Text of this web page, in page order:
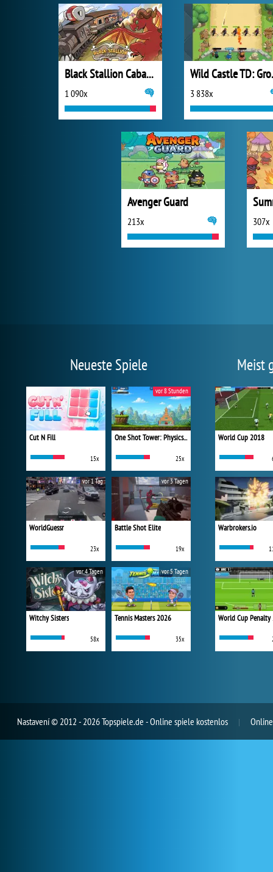
Black Stallion Cabaret
1 090x
Wild
3 838x
Avenger Guard
213x 307x
Neueste Spiele
Cut N Fill
15x
One Shot Tower: Physics Destroyer
25x
vor 8 Stunden
WorldGuessr
23x
vor 1 Tag
Battle Shot Elite
19x
vor 3 Tagen
Witchy Sisters
58x
vor 4 Tagen
Tennis Masters 2026
35x
vor 5 Tagen
Meist
World Cup 2018
Warbrokers.io
World Cup
Nastavení© 2012 - 2026 Topspiele.de - Online spiele kostenlos